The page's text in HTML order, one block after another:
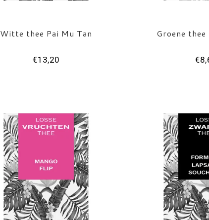
Witte thee Pai Mu Tan
€13,20
Groene thee